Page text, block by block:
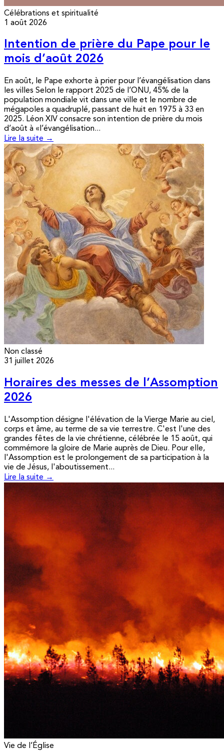
Célébrations et spiritualité
1 août 2026
Intention de prière du Pape pour le
mois d’août 2026
En août, le Pape exhorte à prier pour l’évangélisation dans
les villes Selon le rapport 2025 de l’ONU, 45% de la
population mondiale vit dans une ville et le nombre de
mégapoles a quadruplé, passant de huit en 1975 à 33 en
2025. Léon XIV consacre son intention de prière du mois
d’août à «l’évangélisation...
Lire la suite →
Non classé
31 juillet 2026
Horaires des messes de l’Assomption
2026
L'Assomption désigne l'élévation de la Vierge Marie au ciel,
corps et âme, au terme de sa vie terrestre. C'est l'une des
grandes fêtes de la vie chrétienne, célébrée le 15 août, qui
commémore la gloire de Marie auprès de Dieu. Pour elle,
l'Assomption est le prolongement de sa participation à la
vie de Jésus, l'aboutissement...
Lire la suite →
Vie de l’Église